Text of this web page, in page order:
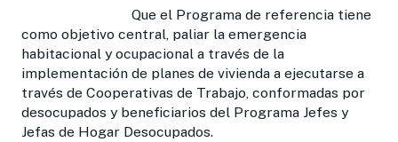
Que el Programa de referencia tiene
como objetivo central, paliar la emergencia
habitacional y ocupacional a través de la
implementación de planes de vivienda a ejecutarse a
través de Cooperativas de Trabajo, conformadas por
desocupados y beneficiarios del Programa Jefes y
Jefas de Hogar Desocupados.